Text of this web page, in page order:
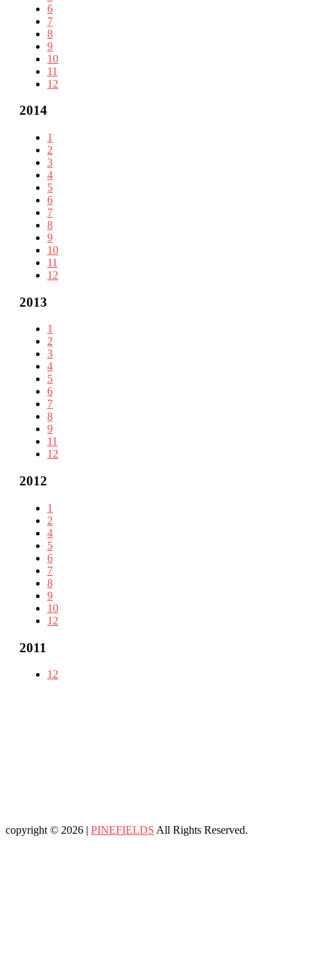
6
7
8
9
10
11
12
2014
1
2
3
4
5
6
7
8
9
10
11
12
2013
1
2
3
4
5
6
7
8
9
11
12
2012
1
2
4
5
6
7
8
9
10
12
2011
12
copyright © 2026 | PINEFIELDS All Rights Reserved.